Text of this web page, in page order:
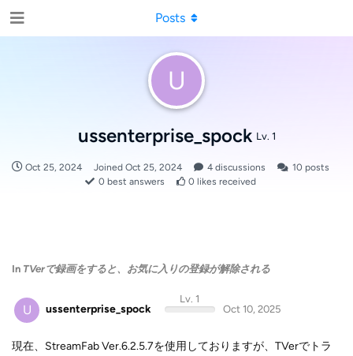
U
ussenterprise_spock Lv. 1
Oct 25, 2024 Joined Oct 25, 2024 4 discussions 10 posts
0 best answers 0 likes received
Posts
In TVerで録画をすると、お気に入りの登録が解除される
U ussenterprise_spock
Lv. 1
Oct 10, 2025
現在、StreamFab Ver.6.2.5.7を使用しておりますが、TVerでトラ